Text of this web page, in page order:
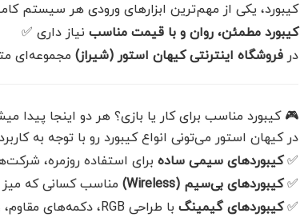
کیبورد، یکی از مهم‌ترین ابزارهای ورودی هر سیستم
کیبورد مطمئن، روان و با قیمت مناسبنیاز داری ✅
در فروشگاه اینترنتی کیهان استور (شیراز)مجموعه‌ای
🎮 کیبورد مناسب برای کار یا بازی؟ هر دو اینجا پیدا
در کیهان استور می‌تونی انواع کیبورد رو با توجه به
✅کیبوردهای سیمی سادهبرای استفاده روزمره،
✅کیبوردهای بی‌سیم (Wireless)
مناسب کسانی که میز
✅کیبوردهای گیمینگبا طراحی RGB، دکمه‌های مقاوم، سرعت بالا و نورپردازی حرفه‌ای